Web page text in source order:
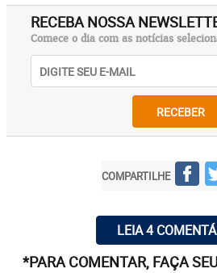
RECEBA NOSSA
Comece o dia com as notícias
RECEBER
COMPARTILHE
LEIA 4
*PARA COMENTAR, FAÇA